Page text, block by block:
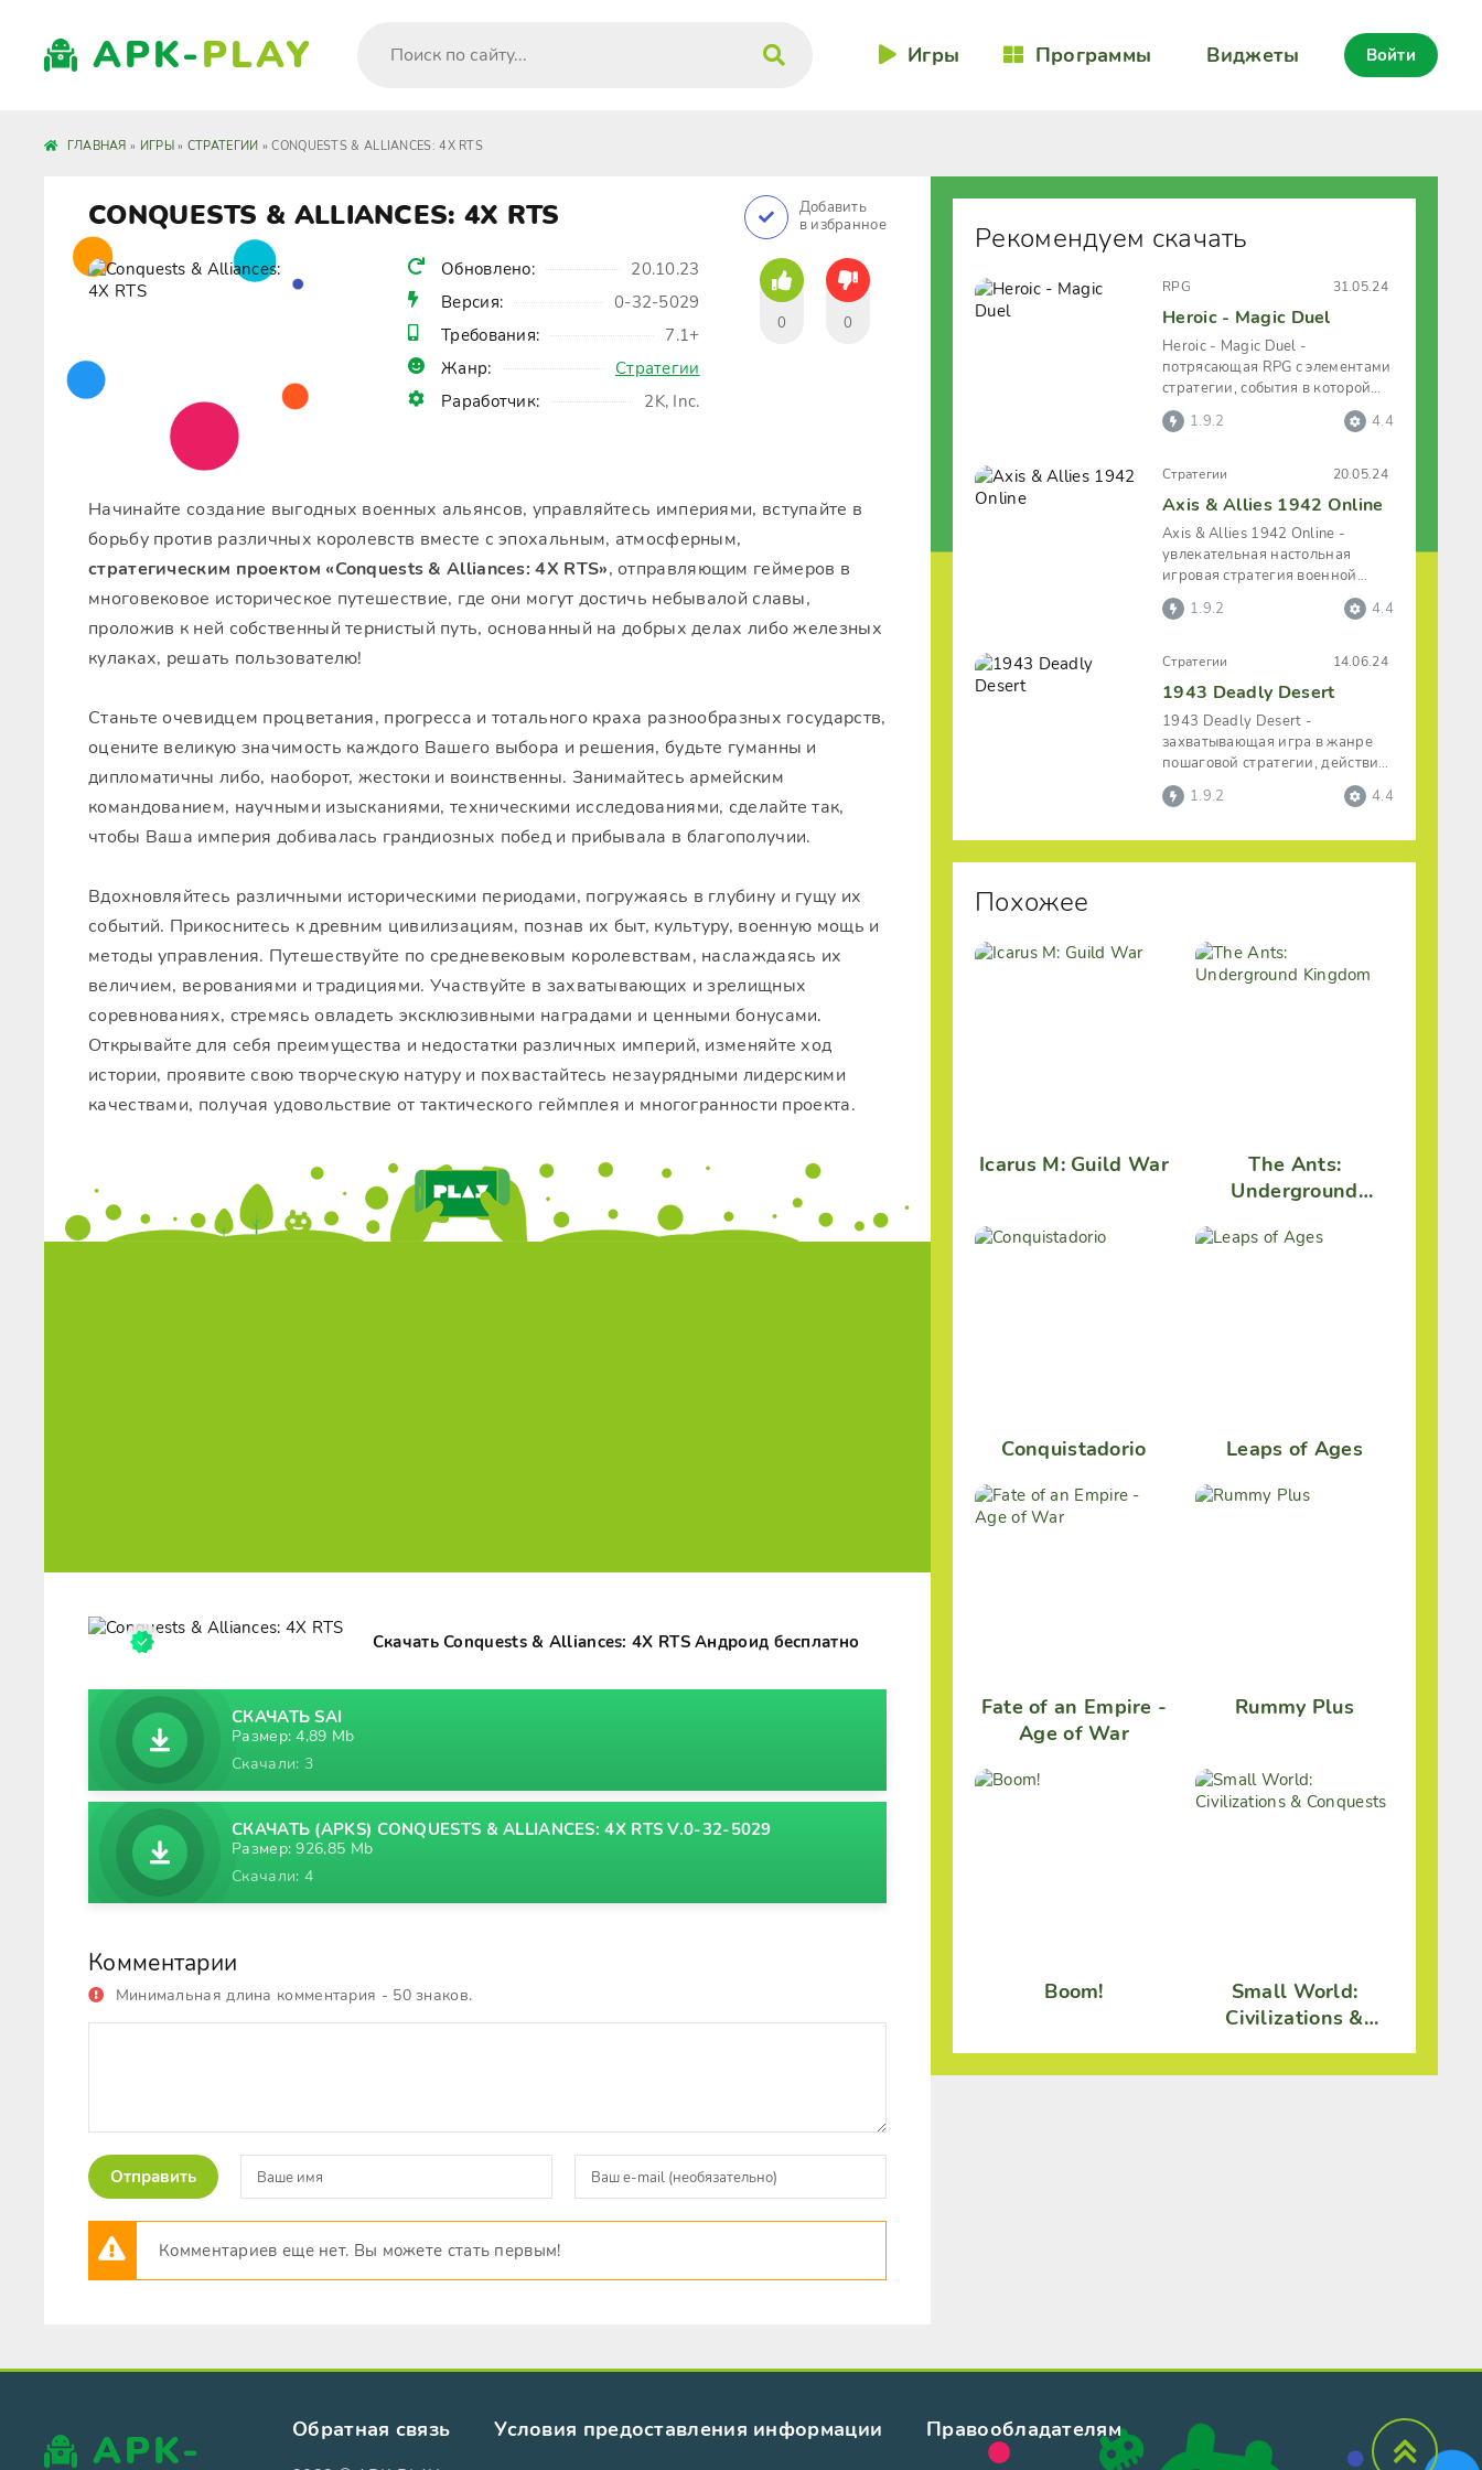
APK-PLAY Игры Программы Виджеты Войти
ГЛАВНАЯ » ИГРЫ» СТРАТЕГИИ » CONQUESTS & ALLIANCES: 4X RTS
CONQUESTS & ALLIANCES: 4X RTS
Обновлено:
20.10.23
Версия:
0-32-5029
Требования:
7.1+
Жанр:
Стратегии
Раработчик:
2K, Inc.
Добавить
в избранное
0 0
Начинайте создание выгодных военных альянсов, управляйтесь империями, вступайте в
борьбу против различных королевств вместе с эпохальным, атмосферным,
стратегическим проектом «Conquests & Alliances: 4X RTS», отправляющим геймеров в
многовековое историческое путешествие, где они могут достичь небывалой славы,
проложив к ней собственный тернистый путь, основанный на добрых делах либо железных
кулаках, решать пользователю!
Станьте очевидцем процветания, прогресса и тотального краха разнообразных государств,
оцените великую значимость каждого Вашего выбора и решения, будьте гуманны и
дипломатичны либо, наоборот, жестоки и воинственны. Занимайтесь армейским
командованием, научными изысканиями, техническими исследованиями, сделайте так,
чтобы Ваша империя добивалась грандиозных побед и прибывала в благополучии.
Вдохновляйтесь различными историческими периодами, погружаясь в глубину и гущу их
событий. Прикоснитесь к древним цивилизациям, познав их быт, культуру, военную мощь и
методы управления. Путешествуйте по средневековым королевствам, наслаждаясь их
величием, верованиями и традициями. Участвуйте в захватывающих и зрелищных
соревнованиях, стремясь овладеть эксклюзивными наградами и ценными бонусами.
Открывайте для себя преимущества и недостатки различных империй, изменяйте ход
истории, проявите свою творческую натуру и похвастайтесь незаурядными лидерскими
качествами, получая удовольствие от тактического геймплея и многогранности проекта.
Скачать Conquests & Alliances: 4X RTS Андроид бесплатно
СКАЧАТЬ SAI
Размер: 4,89 Mb
Скачали: 3
СКАЧАТЬ (APKS) CONQUESTS & ALLIANCES: 4X RTS V.0-32-5029
Размер: 926,85 Mb
Скачали: 4
Комментарии
Минимальная длина комментария - 50 знаков.
Отправить
Комментариев еще нет. Вы можете стать первым!
Рекомендуем скачать
RPG 31.05.24
Heroic - Magic Duel
Heroic - Magic Duel -
потрясающая RPG с элементами
стратегии, события в которой
проходят в фэнтезийном
окружении. И
1.9.2 4.4
Стратегии 20.05.24
Axis & Allies 1942 Online
Axis & Allies 1942 Online -
увлекательная настольная
игровая стратегия военной
тематики, где пользователь
сможет
1.9.2 4.4
Стратегии 14.06.24
1943 Deadly Desert
1943 Deadly Desert -
захватывающая игра в жанре
пошаговой стратегии, действия
в которой происходят на фоне
событий
1.9.2 4.4
Похожее
Icarus M: Guild War
The Ants:
Underground
Conquistadorio Leaps of Ages
Fate of an Empire -
Age of War
Rummy Plus
Boom!
Small World:
Civilizations &
APK- Обратная связь Условия предоставления информации Правообладателям